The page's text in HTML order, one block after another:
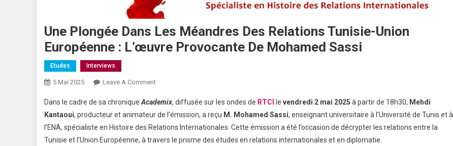
Une Plongée Dans Les Méandres Des Relations Tunisie-Union
Européenne : L’œuvre Provocante De Mohamed Sassi
Etudes Interviews
5 Mai 2025 Leave A Comment
Dans le cadre de sa chronique Academix, diffusée sur les ondes de RTCI le vendredi 2 mai 2025 à partir de 18h30, Mehdi
Kantaoui, producteur et animateur de l’émission, a reçu M. Mohamed Sassi, enseignant universitaire à l’Université de Tunis et à
l’ENA, spécialiste en Histoire des Relations Internationales. Cette émission a été l’occasion de décrypter les relations entre la
Tunisie et l’Union Européenne, à travers le prisme des études en relations internationales et en diplomatie.